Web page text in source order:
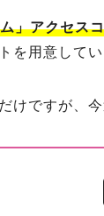
」アクセス
を用意して
けですが、